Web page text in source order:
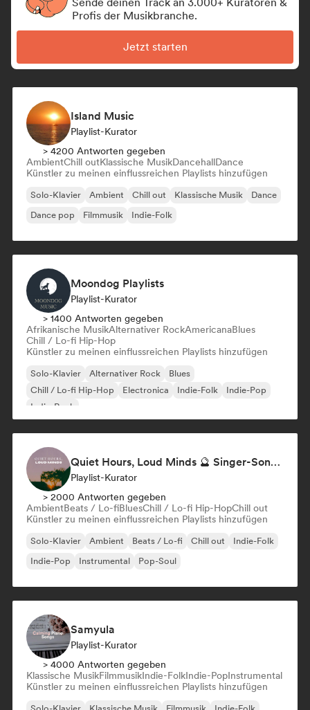
Profis der Musikbranche.
Jetzt starten
Island Music
Playlist-Kurator
> 4200 Antworten gegeben
AmbientChill outKlassische MusikDancehallDance
Künstler zu meinen einflussreichen Playlists hinzufügen
Solo-Klavier Ambient Chill out Klassische Musik
Dance
Dance pop
Filmmusik Indie-Folk
Moondog Playlists
Playlist-Kurator
> 1400 Antworten gegeben
Afrikanische MusikAlternativer RockAmericanaBlues
Chill / Lo-fi Hip-Hop
Künstler zu meinen einflussreichen Playlists hinzufügen
Solo-Klavier Alternativer Rock
Blues
Chill / Lo-fi Hip-Hop
Electronica Indie-Folk
Indie-Pop
Indie-Rock
Quiet Hours, Loud Minds 🔮 Singer-Songwriter, Bedroom Pop & Dream Pop
Playlist-Kurator
> 2000 Antworten gegeben
AmbientBeats / Lo-fiBluesChill / Lo-fi Hip-HopChill out
Künstler zu meinen einflussreichen Playlists hinzufügen
Solo-Klavier Ambient Beats / Lo-fi Chill out
Indie-Folk
Indie-Pop
Instrumental Pop-Soul
Samyula
Playlist-Kurator
> 4000 Antworten gegeben
Klassische MusikFilmmusikIndie-FolkIndie-PopInstrumental
Künstler zu meinen einflussreichen Playlists hinzufügen